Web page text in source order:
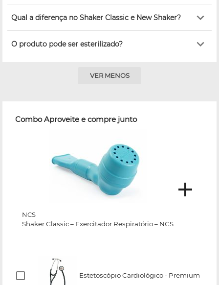
Qual a diferença no Shaker Classic e New Shaker?
O produto pode ser esterilizado?
VER MENOS
Combo Aproveite e compre junto
NCS
Shaker Classic – Exercitador Respiratório – NCS
Estetoscópio Cardiológico - Premium